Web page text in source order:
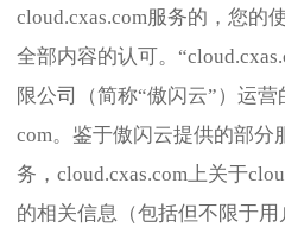
cloud.cxas.com服务的，您的
全部内容的认可。
限公司（简称“傲闪云”）运
com。鉴于傲闪云提供的部分
务，cloud.cxas.com上关于
的相关信息（包括但不限于